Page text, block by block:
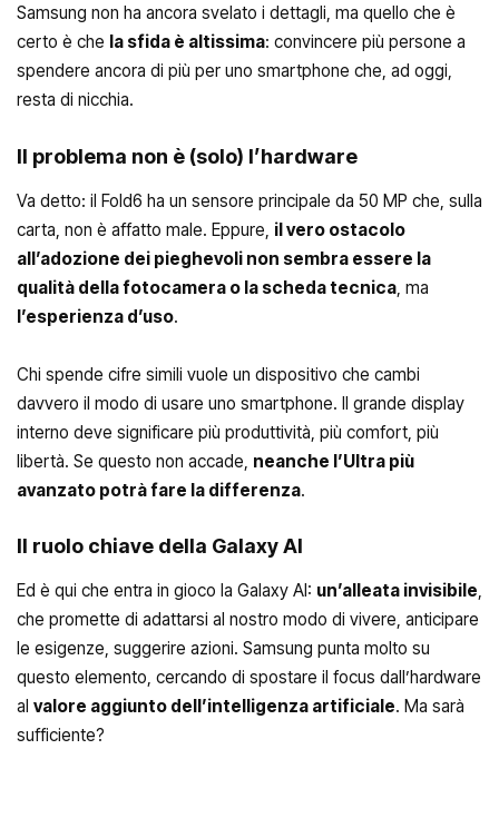
Samsung non ha ancora svelato i dettagli, ma quello che è
certo è che la sfida è altissima: convincere più persone a
spendere ancora di più per uno smartphone che, ad oggi,
resta di nicchia.
Il problema non è (solo) l’hardware
Va detto: il Fold6 ha un sensore principale da 50 MP che, sulla
carta, non è affatto male. Eppure, il vero ostacolo
all’adozione dei pieghevoli non sembra essere la
qualità della fotocamera o la scheda tecnica, ma
l’esperienza d’uso.
Chi spende cifre simili vuole un dispositivo che cambi
davvero il modo di usare uno smartphone. Il grande display
interno deve significare più produttività, più comfort, più
libertà. Se questo non accade, neanche l’Ultra più
avanzato potrà fare la differenza.
Il ruolo chiave della Galaxy AI
Ed è qui che entra in gioco la Galaxy AI: un’alleata invisibile,
che promette di adattarsi al nostro modo di vivere, anticipare
le esigenze, suggerire azioni. Samsung punta molto su
questo elemento, cercando di spostare il focus dall’hardware
al valore aggiunto dell’intelligenza artificiale. Ma sarà
sufficiente?